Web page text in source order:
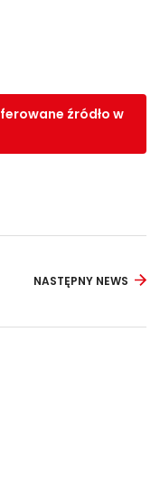
źródło w
NASTĘPNY NEWS